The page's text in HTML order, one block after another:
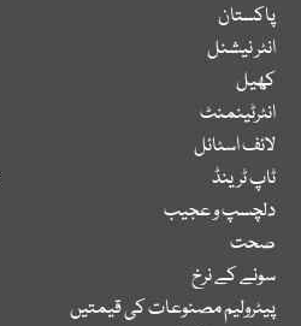
پاکستان
انٹر نیشنل
کھیل
انٹرٹینمنٹ
لائف اسٹائل
ٹاپ ٹرینڈ
دلچسپ و عجیب
صحت
سونے کے نرخ
پیٹرولیم مصنوعات کی قیمتیں